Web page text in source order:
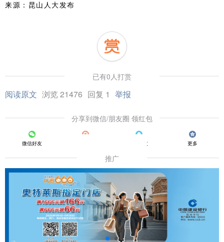
来源：昆山人大发布
已有0人打赏
阅读原文 浏览 21476 回复 1 举报
分享到微信/朋友圈 领红包
微信好友 QQ好友 更多
推广